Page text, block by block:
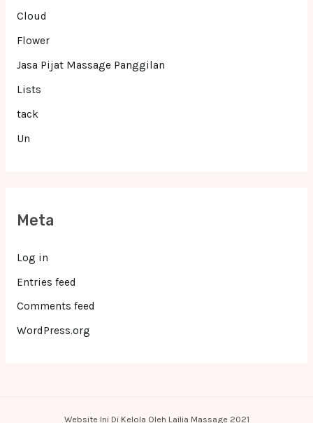
Cloud
Flower
Jasa Pijat Massage Panggilan
Lists
tack
Un
Meta
Log in
Entries feed
Comments feed
WordPress.org
Website Ini Di Kelola Oleh Lailia Massage 2021